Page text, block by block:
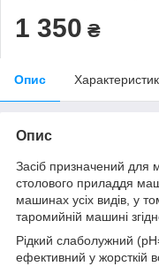
1 350 ₴
Опис
Опис
Засіб призначений для
столового приладдя
машинах усіх видів, у
таромийній машині
Рідкий слаболужний
ефективний у жорсткій